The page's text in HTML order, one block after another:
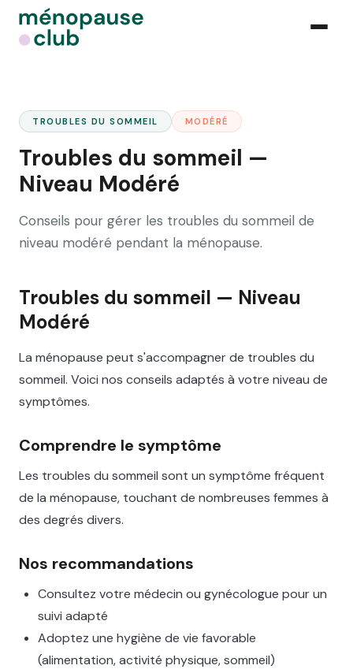
TROUBLES DU SOMMEIL MODÉRÉ
Troubles du sommeil —
Niveau Modéré
Conseils pour gérer les troubles du sommeil de
niveau modéré pendant la ménopause.
Troubles du sommeil — Niveau
Modéré
La ménopause peut s'accompagner de troubles du
sommeil. Voici nos conseils adaptés à votre niveau de
symptômes.
Comprendre le symptôme
Les troubles du sommeil sont un symptôme fréquent
de la ménopause, touchant de nombreuses femmes à
des degrés divers.
Nos recommandations
Consultez votre médecin ou gynécologue pour un
suivi adapté
Adoptez une hygiène de vie favorable
(alimentation, activité physique, sommeil)